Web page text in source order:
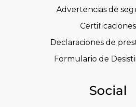
Advertencias de
Certificaciones
Declaraciones de
Formulario de
Social